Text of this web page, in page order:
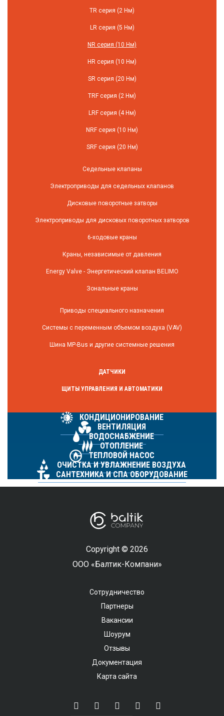
TR серия (2 Нм)
LR серия (5 Нм)
NR серия (10 Нм)
HR серия (10 Нм)
SR серия (20 Нм)
TRF серия (2 Нм)
LRF серия (4 Нм)
NRF серия (10 Нм)
SRF серия (20 Нм)
Седельные клапаны
Электроприводы для седельных клапанов
Дисковые поворотные затворы
Электроприводы для дисковых поворотных затворов
6-ходовые краны
Краны, независимые от давления
Energy Valve - Энергетический клапан BELIMO
Зональные краны
Приводы специального назначения
Системы с переменным объемом воздуха (VAV)
Шина MP-Bus и другие системные решения
ДАТЧИКИ
ЩИТЫ УПРАВЛЕНИЯ И АВТОМАТИКИ
КОНДИЦИОНИРОВАНИЕ
ВЕНТИЛЯЦИЯ
ВОДОСНАБЖЕНИЕ
ОТОПЛЕНИЕ
ТЕПЛОВОЙ НАСОС
ОЧИСТКА И УВЛАЖНЕНИЕ ВОЗДУХА
САНТЕХНИКА И СПА ОБОРУДОВАНИЕ
Copyright © 2026
ООО «Балтик-Компани»
Сотрудничество
Партнеры
Вакансии
Шоурум
Отзывы
Документация
Карта сайта